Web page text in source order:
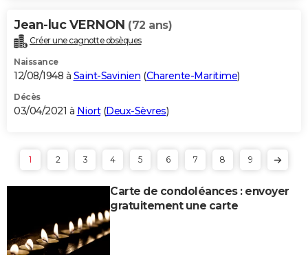
Jean-luc VERNON (72 ans)
Créer une cagnotte obsèques
Naissance
12/08/1948 à Saint-Savinien (Charente-Maritime)
Décès
03/04/2021 à Niort(Deux-Sèvres)
1 2 3 4 5 6 7 8 9
Carte de condoléances : envoyer
gratuitement une carte